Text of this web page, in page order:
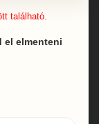
található.
el elmenteni